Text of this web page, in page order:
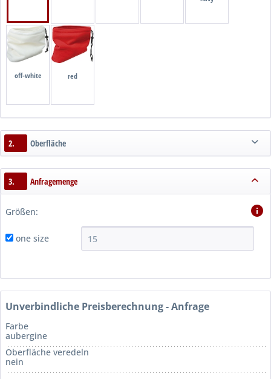
off-white red
2. Oberfläche
3. Anfragemenge
Größen:
one size
Unverbindliche Preisberechnung - Anfrage
Farbe
aubergine
Oberfläche veredeln
nein